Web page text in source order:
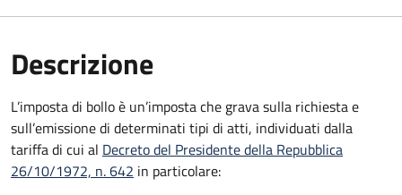
Descrizione
L’imposta di bollo è un’imposta che grava sulla richiesta e
sull’emissione di determinati tipi di atti, individuati dalla
tariffa di cui al Decreto del Presidente della Repubblica
26/10/1972, n. 642 in particolare: